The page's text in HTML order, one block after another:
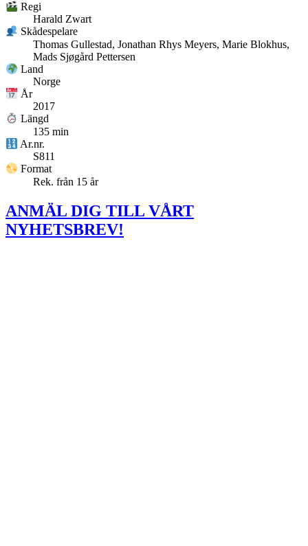
Regi
Harald Zwart
Skådespelare
Thomas Gullestad, Jonathan Rhys Meyers, Marie Blokhus,
Mads Sjøgård Pettersen
Land
Norge
År
2017
Längd
135 min
Ar.nr.
S811
Format
Rek. från 15 år
ANMÄL DIG TILL VÅRT
NYHETSBREV!